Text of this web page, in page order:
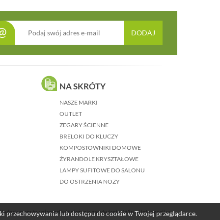
przechowywania lub dostępu do cookie w Twojej przeglądarce.
DODAJ
NA SKRÓTY
NASZE MARKI
OUTLET
ZEGARY ŚCIENNE
BRELOKI DO KLUCZY
KOMPOSTOWNIKI DOMOWE
ŻYRANDOLE KRYSZTAŁOWE
LAMPY SUFITOWE DO SALONU
DO OSTRZENIA NOŻY
może to uniemożliwić złożenie zamówienia! Więcej informacji w